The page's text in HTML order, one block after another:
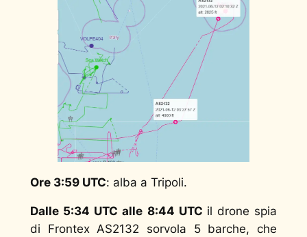
Ore 3:59 UTC: alba a Tripoli.
Dalle 5:34 UTC alle 8:44 UTC il drone spia
di Frontex AS2132 sorvola 5 barche, che